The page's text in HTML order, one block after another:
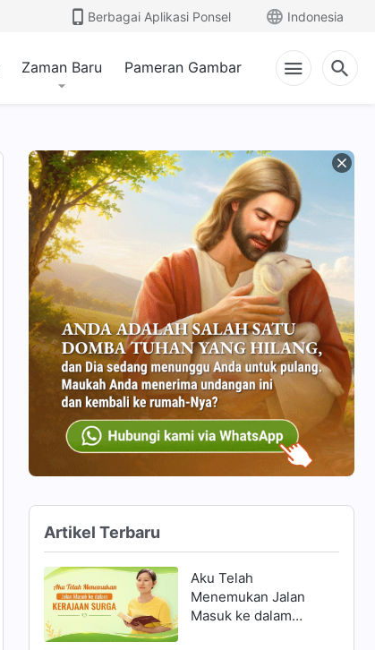
Berbagai Aplikasi Ponsel Indonesia
Zaman Baru Pameran Gambar
Artikel Terbaru
Aku Telah
Menemukan Jalan
Masuk ke dalam